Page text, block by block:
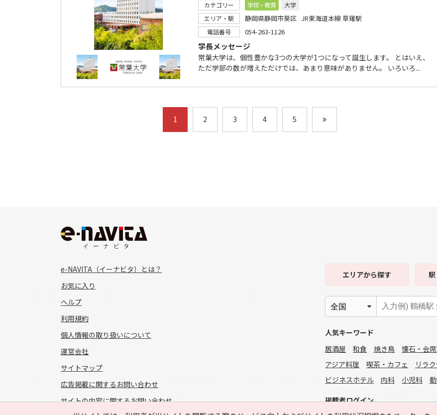
カテゴリー 学校・教育
大学
エリア・駅
静岡県静岡市葵区 JR東海道本線 草薙駅
電話番号 054-263-1126
学長メッセージ
常葉大学は、個性豊かな3つの大学が1つになって誕生します。 とはいえ、
ただ学部の数が増えただけでは、あまり意味がありません。 いろいろ...
1 2 3 4 5
e-NAVITA（イーナビタ）とは？
お気に入り
ヘルプ
利用規約
個人情報の取り扱いについて
運営会社
サイトマップ
広告掲載に関するお問い合わせ
サイトの内容に関するお問い合わせ
エリアから探す
人気キーワード
居酒屋
和食 焼き鳥 懐石・会
アジア料理
喫茶・カフェ リラ
ビジネスホテル
内科 小児科
掲載者ログイン